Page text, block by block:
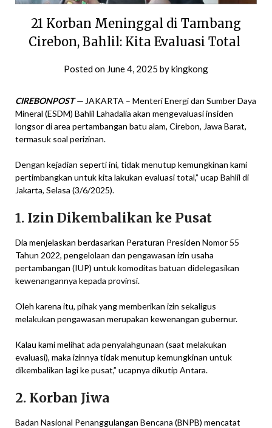
21 Korban Meninggal di Tambang
Cirebon, Bahlil: Kita Evaluasi Total
Posted on June 4, 2025 bykingkong
CIREBONPOST — JAKARTA – Menteri Energi dan Sumber Daya
Mineral (ESDM) Bahlil Lahadalia akan mengevaluasi insiden
longsor di area pertambangan batu alam, Cirebon, Jawa Barat,
termasuk soal perizinan.
Dengan kejadian seperti ini, tidak menutup kemungkinan kami
pertimbangkan untuk kita lakukan evaluasi total,” ucap Bahlil di
Jakarta, Selasa (3/6/2025).
1. Izin Dikembalikan ke Pusat
Dia menjelaskan berdasarkan Peraturan Presiden Nomor 55
Tahun 2022, pengelolaan dan pengawasan izin usaha
pertambangan (IUP) untuk komoditas batuan didelegasikan
kewenangannya kepada provinsi.
Oleh karena itu, pihak yang memberikan izin sekaligus
melakukan pengawasan merupakan kewenangan gubernur.
Kalau kami melihat ada penyalahgunaan (saat melakukan
evaluasi), maka izinnya tidak menutup kemungkinan untuk
dikembalikan lagi ke pusat,” ucapnya dikutip Antara.
2. Korban Jiwa
Badan Nasional Penanggulangan Bencana (BNPB) mencatat